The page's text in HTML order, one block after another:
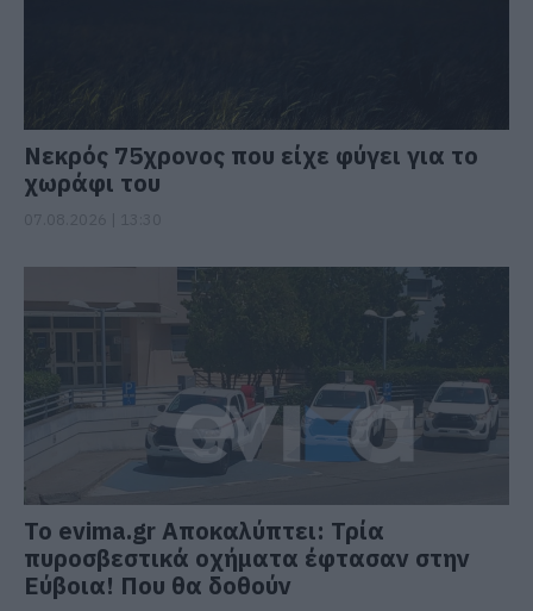
Νεκρός 75χρονος που είχε φύγει για το
χωράφι του
Το evima.gr Αποκαλύπτει: Τρία
πυροσβεστικά οχήματα έφτασαν στην
Εύβοια! Που θα δοθούν